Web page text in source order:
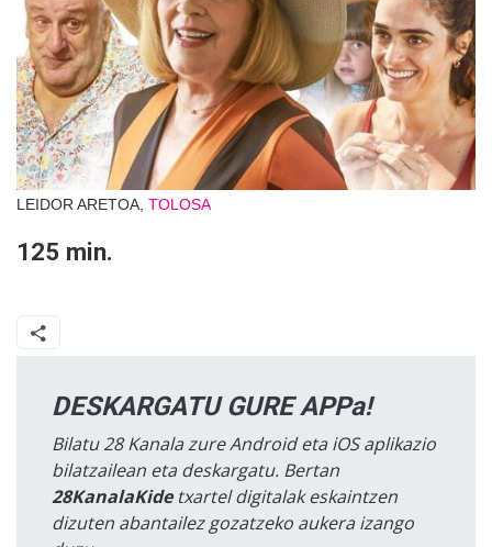
LEIDOR ARETOA, TOLOSA
125 min.
DESKARGATU GURE APPa!
Bilatu 28 Kanala zure Android eta iOS aplikazio
bilatzailean eta deskargatu. Bertan
28KanalaKidetxartel digitalak eskaintzen
dizuten abantailez gozatzeko aukera izango